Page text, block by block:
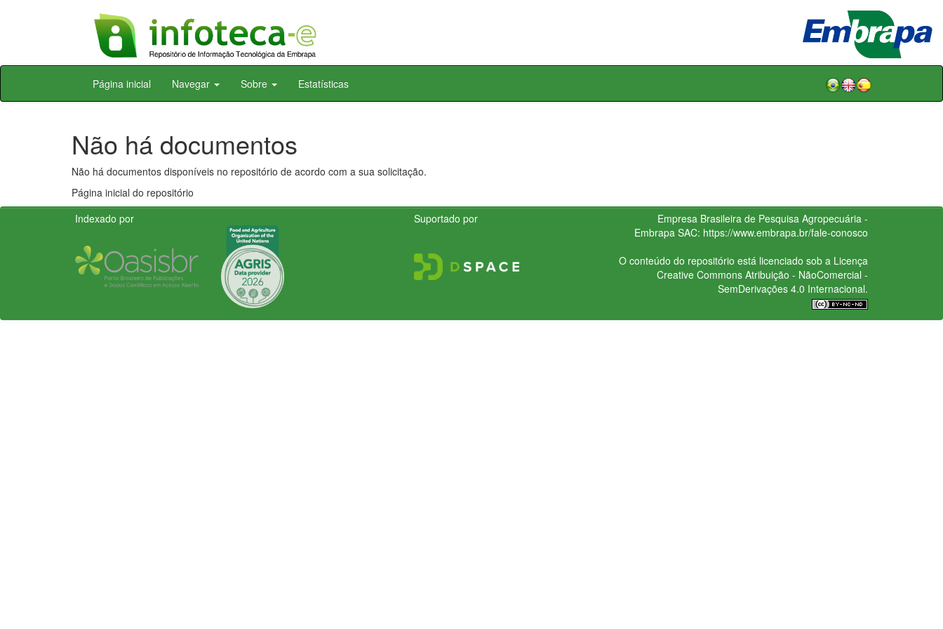
Skip
Página inicial Navegar Sobre Estatísticas
Não há documentos
Não há documentos disponíveis no repositório de acordo com a sua solicitação.
Página inicial do repositório
Indexado por
Suportado por
Empresa Brasileira de Pesquisa Agropecuária -
Embrapa SAC: https://www.embrapa.br/fale-conosco
O conteúdo do repositório está licenciado sob a Licença
Creative CommonsAtribuição - NãoComercial -
SemDerivações 4.0 Internacional.